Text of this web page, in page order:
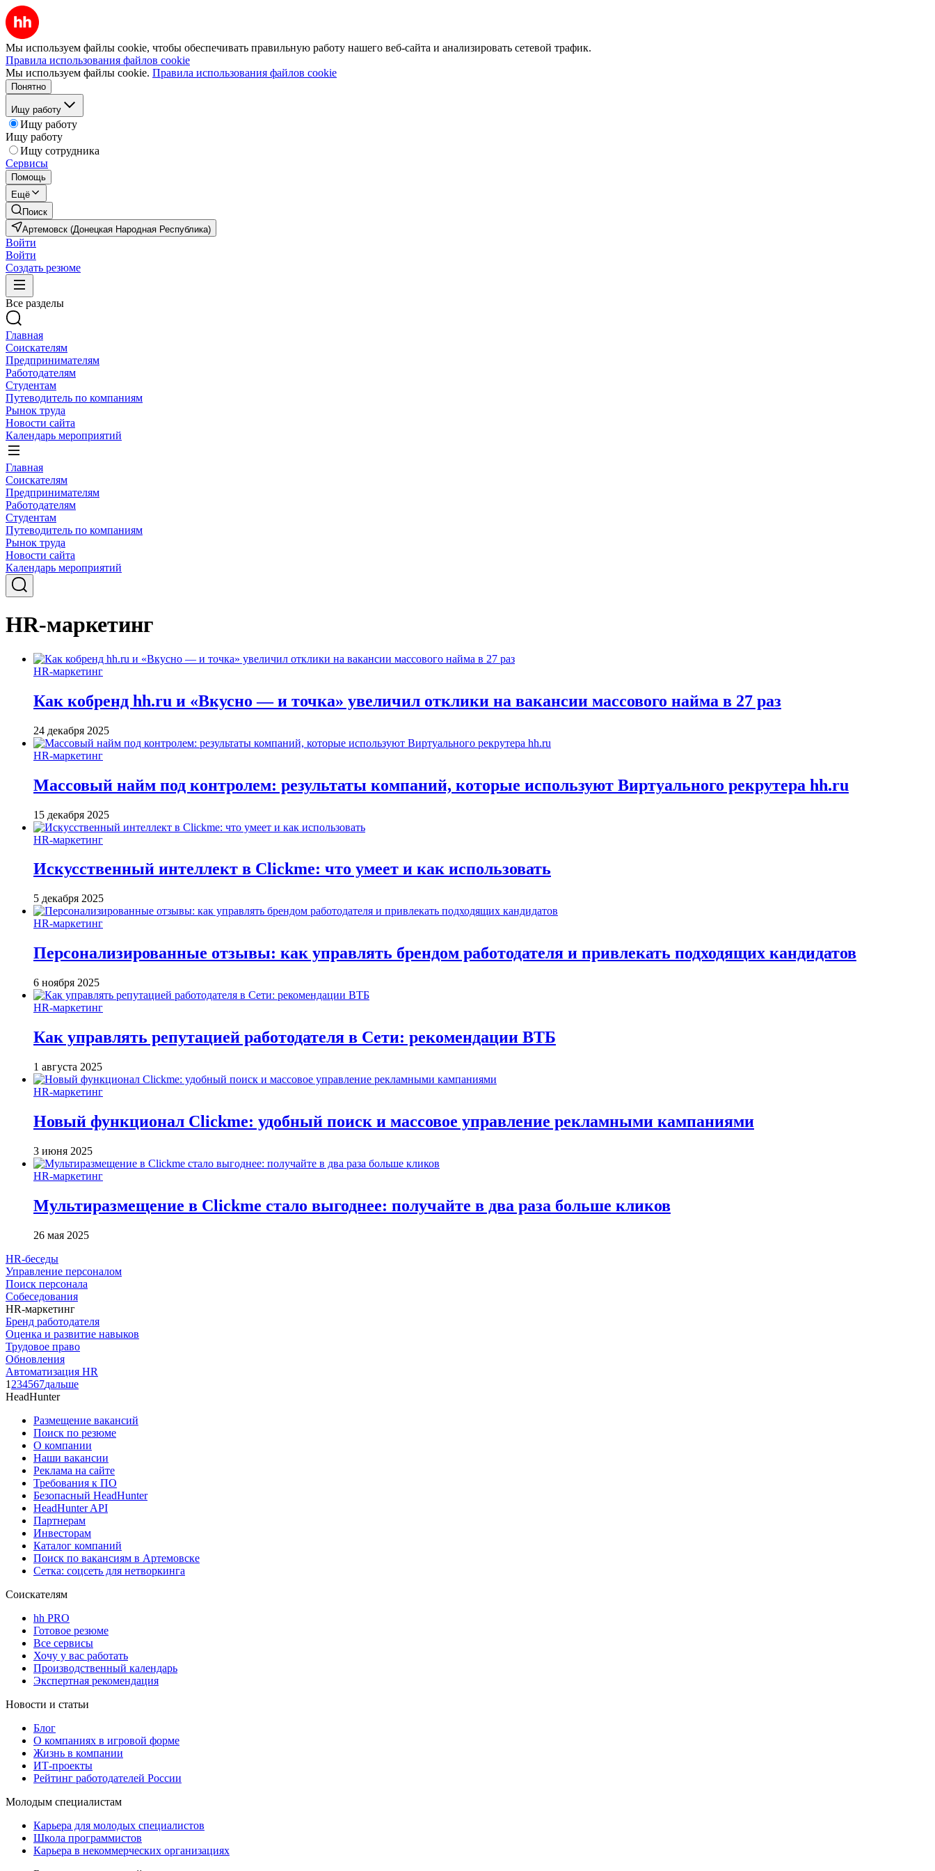
Мы используем файлы cookie, чтобы обеспечивать правильную работу нашего веб-сайта и анализировать сетевой трафик.
Правила использования файлов cookie
Мы используем файлы cookie. Правила использования файлов cookie
Понятно
Ищу работу
Ищу работу
Ищу работу
Ищу сотрудника
Сервисы
Помощь
Ещё
Поиск
Артемовск (Донецкая Народная Республика)
Войти
Войти
Создать резюме
Все разделы
Главная
Соискателям
Предпринимателям
Работодателям
Студентам
Путеводитель по компаниям
Рынок труда
Новости сайта
Календарь мероприятий
Главная
Соискателям
Предпринимателям
Работодателям
Студентам
Путеводитель по компаниям
Рынок труда
Новости сайта
Календарь мероприятий
HR-маркетинг
HR-маркетинг
Как кобренд hh.ru и «Вкусно — и точка» увеличил отклики на вакансии массового найма в 27 раз
24 декабря 2025
HR-маркетинг
Массовый найм под контролем: результаты компаний, которые используют Виртуального рекрутера hh.ru
15 декабря 2025
HR-маркетинг
Искусственный интеллект в Clickme: что умеет и как использовать
5 декабря 2025
HR-маркетинг
Персонализированные отзывы: как управлять брендом работодателя и привлекать подходящих кандидатов
6 ноября 2025
HR-маркетинг
Как управлять репутацией работодателя в Сети: рекомендации ВТБ
1 августа 2025
HR-маркетинг
Новый функционал Clickme: удобный поиск и массовое управление рекламными кампаниями
3 июня 2025
HR-маркетинг
Мультиразмещение в Clickme стало выгоднее: получайте в два раза больше кликов
26 мая 2025
HR-беседы
Управление персоналом
Поиск персонала
Собеседования
HR-маркетинг
Бренд работодателя
Оценка и развитие навыков
Трудовое право
Обновления
Автоматизация HR
1 234567дальше
HeadHunter
Размещение вакансий
Поиск по резюме
О компании
Наши вакансии
Реклама на сайте
Требования к ПО
Безопасный HeadHunter
HeadHunter API
Партнерам
Инвесторам
Каталог компаний
Поиск по вакансиям в Артемовске
Сетка: соцсеть для нетворкинга
Соискателям
hh PRO
Готовое резюме
Все сервисы
Хочу у вас работать
Производственный календарь
Экспертная рекомендация
Новости и статьи
Блог
О компаниях в игровой форме
Жизнь в компании
ИТ-проекты
Рейтинг работодателей России
Молодым специалистам
Карьера для молодых специалистов
Школа программистов
Карьера в некоммерческих организациях